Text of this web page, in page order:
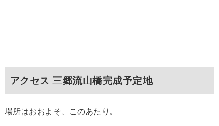
アクセス 三郷流山橋完成予定地
場所はおおよそ、このあたり。